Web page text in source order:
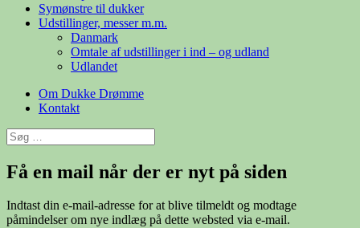
Symønstre til dukker
Udstillinger, messer m.m.
Danmark
Omtale af udstillinger i ind – og udland
Udlandet
Om Dukke Drømme
Kontakt
Søg
efter:
Få en mail når der er nyt på siden
Indtast din e-mail-adresse for at blive tilmeldt og modtage
påmindelser om nye indlæg på dette websted via e-mail.